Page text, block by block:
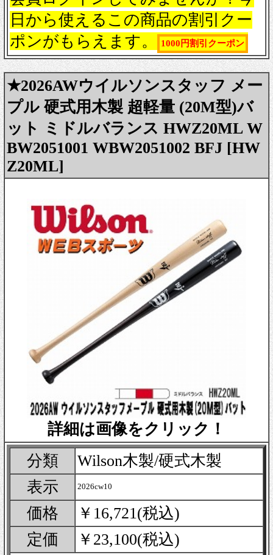
日から使えるこの商品の割引クー
ポンがもらえます。
1000円割引クーポン
★2026AWウイルソンスタッフ メー
プル 硬式用木製 超軽量 (20M型)バ
ット ミドルバランス HWZ20ML W
BW2051001 WBW2051002 BFJ [HW
Z20ML]
詳細は画像をクリック！
分類
Wilson木製/硬式木製
表示
2026cw10
価格
￥16,721(税込)
定価
￥23,100(税込)